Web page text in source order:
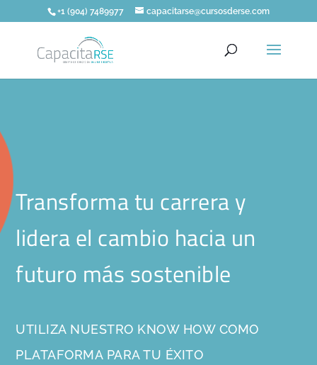
+1 (904) 7489977 capacitarse@cursosderse.com
Transforma tu carrera y
lidera el cambio hacia un
futuro más sostenible
UTILIZA NUESTRO KNOW HOW COMO
PLATAFORMA PARA TU ÉXITO